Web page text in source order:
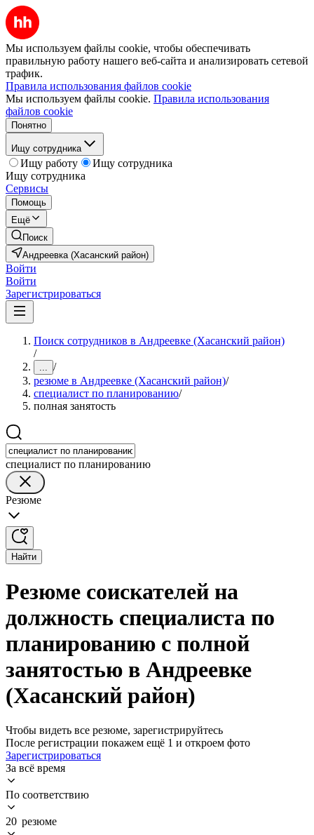
Мы используем файлы cookie, чтобы обеспечивать
правильную работу нашего веб-сайта и анализировать сетевой
трафик.
Правила использования файлов cookie
Мы используем файлы cookie. Правила использования
файлов cookie
Понятно
Ищу сотрудника
Ищу работу
Ищу сотрудника
Ищу сотрудника
Сервисы
Помощь
Ещё
Поиск
Андреевка (Хасанский район)
Войти
Войти
Зарегистрироваться
Поиск сотрудников в Андреевке (Хасанский район)
/
... /
резюме в Андреевке (Хасанский район)/
специалист по планированию/
полная занятость
специалист по планированию
Резюме
Найти
Резюме соискателей на
должность специалиста по
планированию с полной
занятостью в Андреевке
(Хасанский район)
Чтобы видеть все резюме, зарегистрируйтесь
После регистрации покажем ещё 1 и откроем фото
Зарегистрироваться
За всё время
По соответствию
20 резюме